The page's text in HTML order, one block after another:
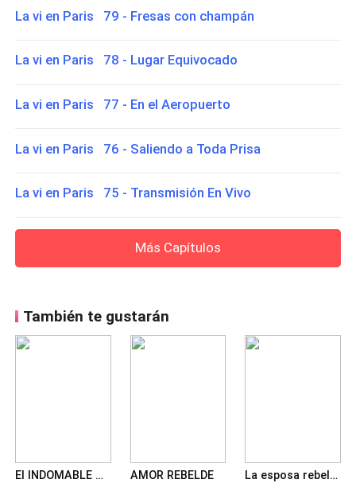
La vi en Paris 79 - Fresas con champán
La vi en Paris 78 - Lugar Equivocado
La vi en Paris 77 - En el Aeropuerto
La vi en Paris 76 - Saliendo a Toda Prisa
La vi en Paris 75 - Transmisión En Vivo
Más Capítulos
También te gustarán
El INDOMABLE CEO ENCUENTRA EL AMOR AMOR REBELDE La esposa rebelde del Árabe